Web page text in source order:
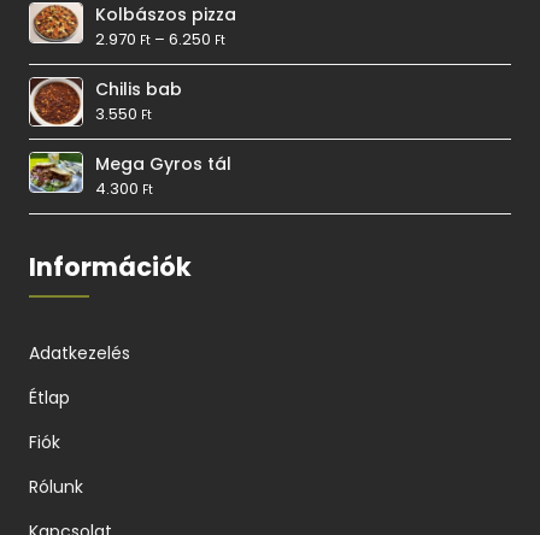
Kolbászos pizza
2.970 Ft –6.250 Ft
Chilis bab
3.550 Ft
Mega Gyros tál
4.300 Ft
Információk
Adatkezelés
Étlap
Fiók
Rólunk